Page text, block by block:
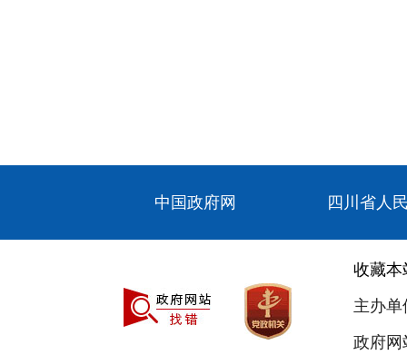
中国政府网 四川省人
收藏本
主办
政府网